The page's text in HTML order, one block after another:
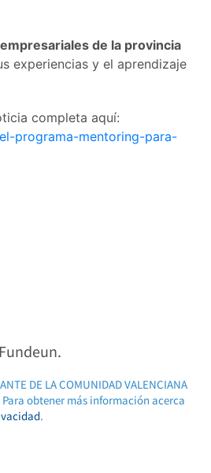
de la provincia
experiencias y el aprendizaje
completa aquí:
programa-mentoring-para-
DE LA COMUNIDAD VALENCIANA
obtener más información acerca
.